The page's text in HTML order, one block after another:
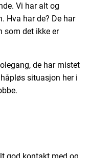
Vi har alt og
Hva har de? De har
som det ikke er
de har mistet
situasjon her i